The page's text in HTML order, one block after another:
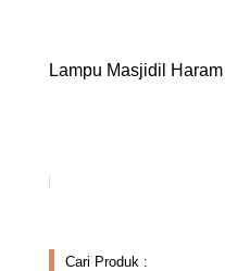
Lampu Masjidil
Cari Produk :